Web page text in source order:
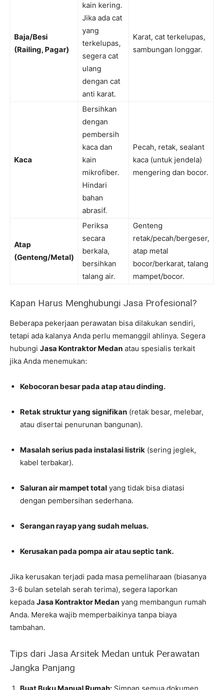
Baja/Besi
(Railing, Pagar)
kain kering.
Jika ada cat
yang
terkelupas,
segera cat
ulang
dengan cat
anti karat.
Karat, cat terkelupas,
sambungan longgar.
Kaca
Bersihkan
dengan
pembersih
kaca dan
kain
mikrofiber.
Hindari
bahan
abrasif.
Pecah, retak, sealant
kaca (untuk jendela)
mengering dan bocor.
Atap
(Genteng/Metal)
Periksa
secara
berkala,
bersihkan
talang air.
Genteng
retak/pecah/bergeser,
atap metal
bocor/berkarat, talang
mampet/bocor.
Kapan Harus Menghubungi Jasa Profesional?
Beberapa pekerjaan perawatan bisa dilakukan sendiri,
tetapi ada kalanya Anda perlu memanggil ahlinya. Segera
hubungi Jasa Kontraktor Medan atau spesialis terkait
jika Anda menemukan:
Kebocoran besar pada atap atau dinding.
Retak struktur yang signifikan (retak besar, melebar,
atau disertai penurunan bangunan).
Masalah serius pada instalasi listrik (sering jeglek,
kabel terbakar).
Saluran air mampet total yang tidak bisa diatasi
dengan pembersihan sederhana.
Serangan rayap yang sudah meluas.
Kerusakan pada pompa air atau septic tank.
Jika kerusakan terjadi pada masa pemeliharaan (biasanya
3-6 bulan setelah serah terima), segera laporkan
kepada Jasa Kontraktor Medan yang membangun rumah
Anda. Mereka wajib memperbaikinya tanpa biaya
tambahan.
Tips dari Jasa Arsitek Medan untuk Perawatan
Jangka Panjang